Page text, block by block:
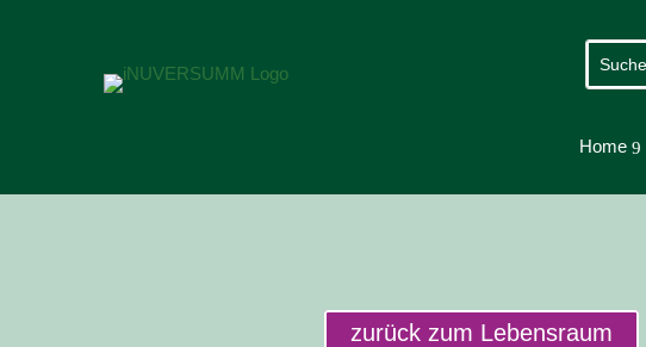
Home 9
zurück zum Lebensraum